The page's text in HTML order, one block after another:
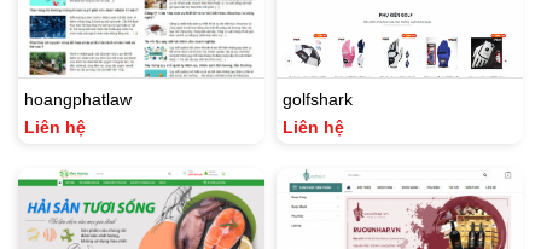
hoangphatlaw
Liên hệ
golfshark
Liên hệ